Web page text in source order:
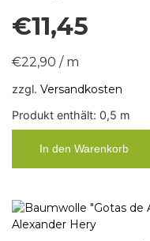
€11,45
€22,90 / m
zzgl. Versandkosten
Produkt enthält: 0,5 m
In den Warenkorb